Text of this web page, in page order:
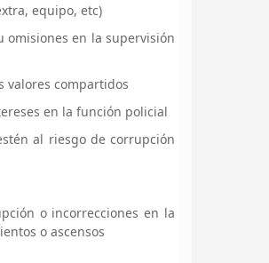
equipo, etc)
omisiones en la supervisión
valores compartidos
en la función policial
al riesgo de corrupción
o incorrecciones en la
o ascensos